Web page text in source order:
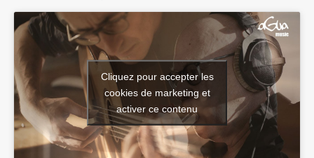
Cliquez pour accepter les
cookies de marketing et
activer ce contenu